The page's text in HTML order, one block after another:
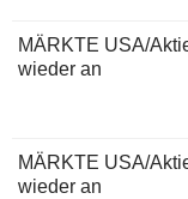
MÄRKTE USA/
wieder an
MÄRKTE USA/
wieder an